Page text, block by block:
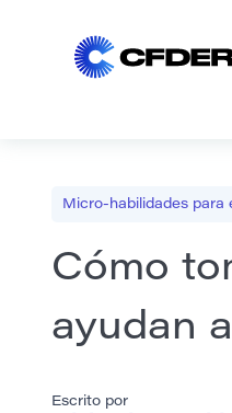
Micro-habilidades para
Cómo
ayudan
Escrito por